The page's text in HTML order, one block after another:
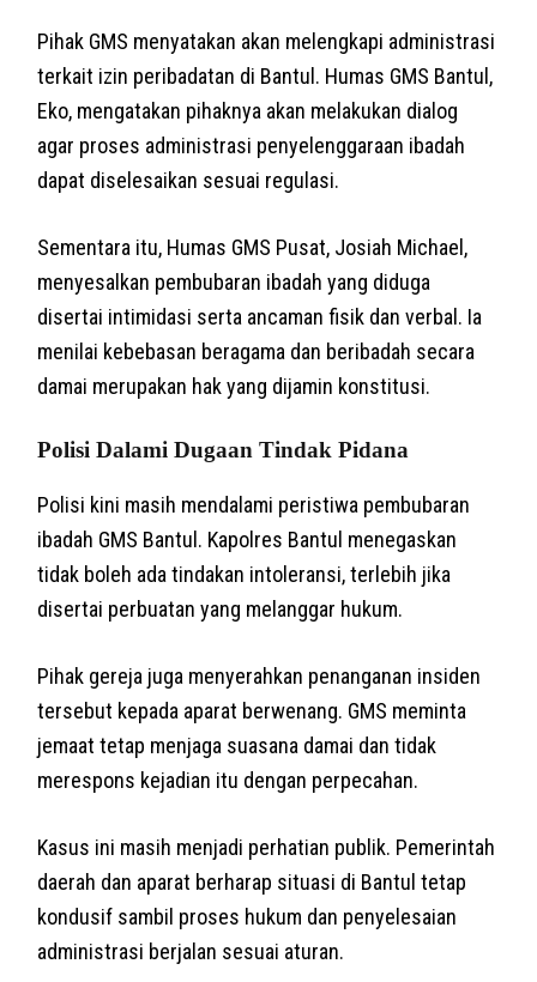
Pihak GMS menyatakan akan melengkapi administrasi
terkait izin peribadatan di Bantul. Humas GMS Bantul,
Eko, mengatakan pihaknya akan melakukan dialog
agar proses administrasi penyelenggaraan ibadah
dapat diselesaikan sesuai regulasi.
Sementara itu, Humas GMS Pusat, Josiah Michael,
menyesalkan pembubaran ibadah yang diduga
disertai intimidasi serta ancaman fisik dan verbal. Ia
menilai kebebasan beragama dan beribadah secara
damai merupakan hak yang dijamin konstitusi.
Polisi Dalami Dugaan Tindak Pidana
Polisi kini masih mendalami peristiwa pembubaran
ibadah GMS Bantul. Kapolres Bantul menegaskan
tidak boleh ada tindakan intoleransi, terlebih jika
disertai perbuatan yang melanggar hukum.
Pihak gereja juga menyerahkan penanganan insiden
tersebut kepada aparat berwenang. GMS meminta
jemaat tetap menjaga suasana damai dan tidak
merespons kejadian itu dengan perpecahan.
Kasus ini masih menjadi perhatian publik. Pemerintah
daerah dan aparat berharap situasi di Bantul tetap
kondusif sambil proses hukum dan penyelesaian
administrasi berjalan sesuai aturan.